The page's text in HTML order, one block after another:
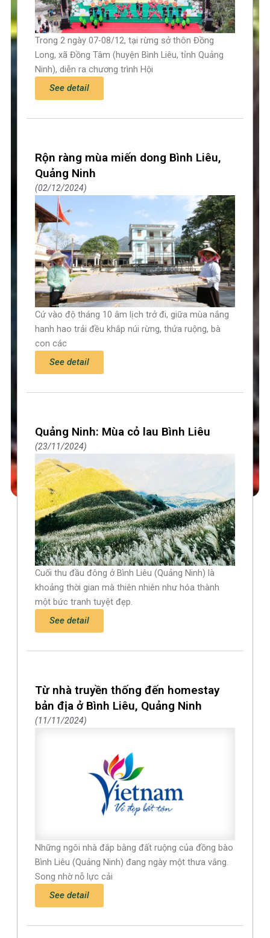
Trong 2 ngày 07-08/12, tại rừng sở thôn Đồng
Long, xã Đồng Tâm (huyện Bình Liêu, tỉnh Quảng
Ninh), diễn ra chương trình Hội
See detail
Rộn ràng mùa miến dong Bình Liêu,
Quảng Ninh
02/12/2024
Cứ vào độ tháng 10 âm lịch trở đi, giữa mùa nắng
hanh hao trải đều khắp núi rừng, thửa ruộng, bà
con các
See detail
Quảng Ninh: Mùa cỏ lau Bình Liêu
23/11/2024
Cuối thu đầu đông ở Bình Liêu (Quảng Ninh) là
khoảng thời gian mà thiên nhiên như hóa thành
một bức tranh tuyệt đẹp.
See detail
Từ nhà truyền thống đến homestay
bản địa ở Bình Liêu, Quảng Ninh
11/11/2024
Những ngôi nhà đắp bằng đất ruộng của đồng bào
Bình Liêu (Quảng Ninh) đang ngày một thưa vắng.
Song nhờ nỗ lực cải
See detail